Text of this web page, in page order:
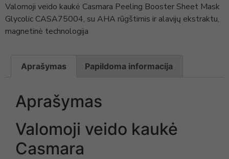
Valomoji veido kaukė Casmara Peeling Booster Sheet Mask
Glycolic CASA75004, su AHA rūgštimis ir alavijų ekstraktu,
magnetinė technologija
Aprašymas Papildoma informacija
Aprašymas
Valomoji veido kaukė
Casmara